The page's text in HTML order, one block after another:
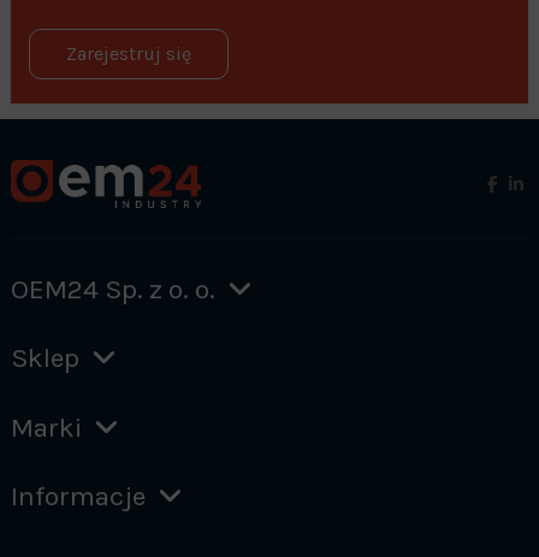
Zarejestruj się
OEM24 Sp. z o. o.
Sklep
Marki
Informacje